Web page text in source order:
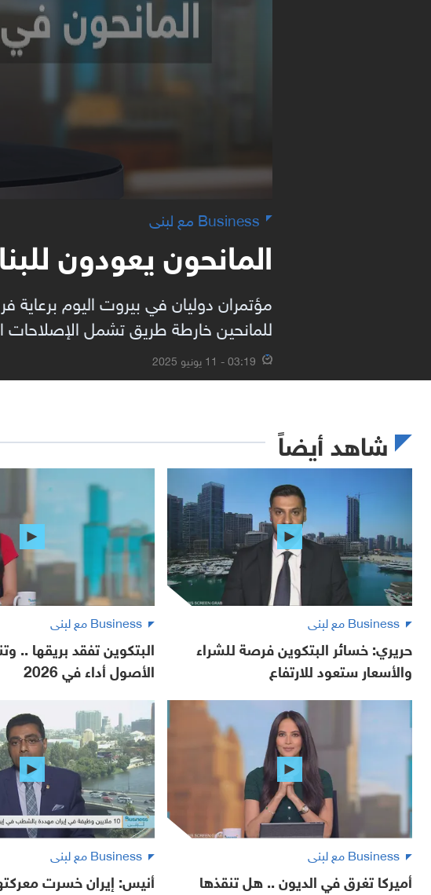
Business مع لبنى
المانحون يعودون
مؤتمران دوليان في بيروت اليوم برعاية
للمانحين خارطة طريق تشمل الإصلاحات
03:19 - 11 يونيو 2025
شاهد أيضاً
Business مع لبنى
حريري: خسائر البتكوين فرصة للشراء
والأسعار ستعود للارتفاع
Business مع لبنى
البتكوين تفقد بريقها ..
الأصول أداء في 2026
Business مع لبنى
أميركا تغرق في الديون .. هل تنقذها
Business مع لبنى
أنيس: إيران خسرت